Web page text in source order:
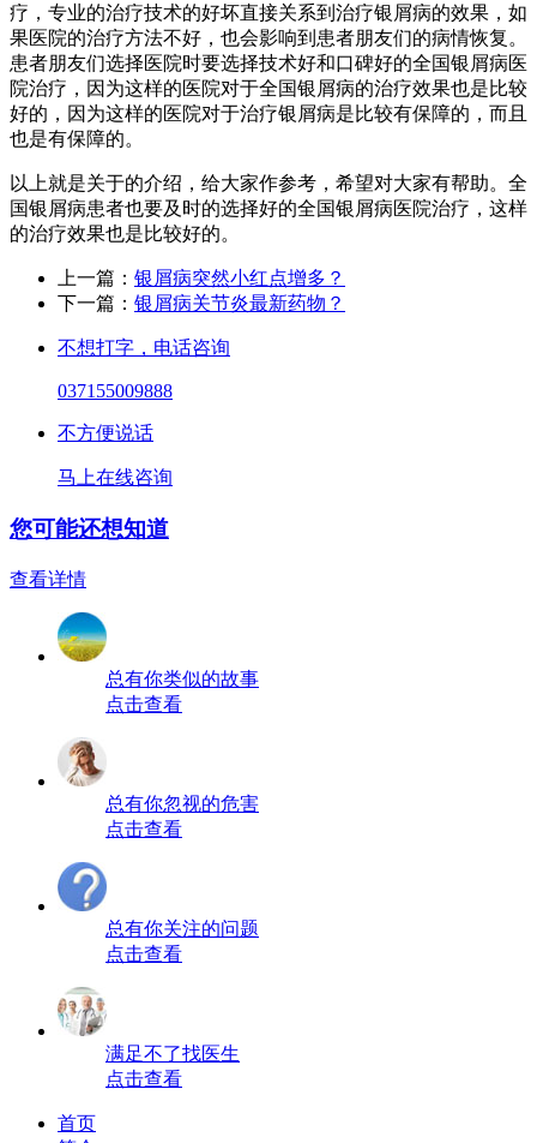
疗，专业的治疗技术的好坏直接关系到治疗银屑病的效果，如
果医院的治疗方法不好，也会影响到患者朋友们的病情恢复。
患者朋友们选择医院时要选择技术好和口碑好的全国银屑病医
院治疗，因为这样的医院对于全国银屑病的治疗效果也是比较
好的，因为这样的医院对于治疗银屑病是比较有保障的，而且
也是有保障的。
以上就是关于的介绍，给大家作参考，希望对大家有帮助。全
国银屑病患者也要及时的选择好的全国银屑病医院治疗，这样
的治疗效果也是比较好的。
上一篇： 银屑病突然小红点增多？
下一篇： 银屑病关节炎最新药物？
不想打字，电话咨询
037155009888
不方便说话
马上在线咨询
您可能还想知道
查看详情
总有你类似的故事
点击查看
总有你忽视的危害
点击查看
总有你关注的问题
点击查看
满足不了找医生
点击查看
首页